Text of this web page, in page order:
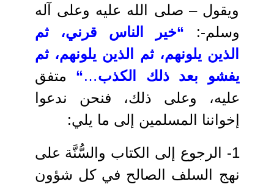
ويقول – صلى الله عليه وعلى آله
وسلم-: “خير الناس قرني، ثم
الذين يلونهم، ثم الذين يلونهم، ثم
يفشو بعد ذلك الكذب…
“ متفق
عليه، وعلى ذلك، فنحن ندعوا
إخواننا المسلمين إلى ما يلي:
1- الرجوع إلى الكتاب والسُّنَّة على
نهج السلف الصالح في كل شؤون